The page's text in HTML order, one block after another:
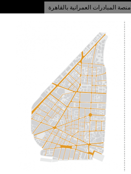
منصة المبادرات العمرانية بالقاهرة